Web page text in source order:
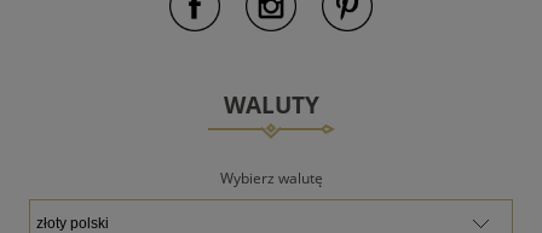
WALUTY
Wybierz walutę